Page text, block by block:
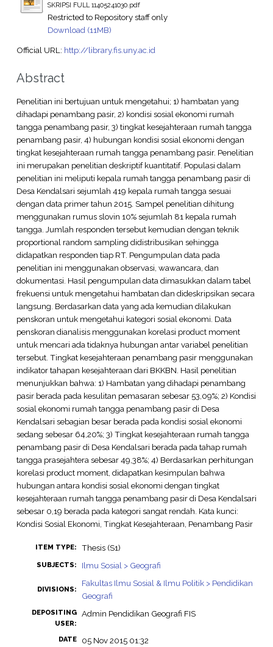
SKRIPSI FULL 11405241030.pdf
Restricted to Repository staff only
Download (11MB)
Official URL: http://library.fis.uny.ac.id
Abstract
Penelitian ini bertujuan untuk mengetahui; 1) hambatan yang
dihadapi penambang pasir, 2) kondisi sosial ekonomi rumah
tangga penambang pasir, 3) tingkat kesejahteraan rumah tangga
penambang pasir, 4) hubungan kondisi sosial ekonomi dengan
tingkat kesejahteraan rumah tangga penambang pasir. Penelitian
ini merupakan penelitian deskriptif kuantitatif. Populasi dalam
penelitian ini meliputi kepala rumah tangga penambang pasir di
Desa Kendalsari sejumlah 419 kepala rumah tangga sesuai
dengan data primer tahun 2015. Sampel penelitian dihitung
menggunakan rumus slovin 10% sejumlah 81 kepala rumah
tangga. Jumlah responden tersebut kemudian dengan teknik
proportional random sampling didistribusikan sehingga
didapatkan responden tiap RT. Pengumpulan data pada
penelitian ini menggunakan observasi, wawancara, dan
dokumentasi. Hasil pengumpulan data dimasukkan dalam tabel
frekuensi untuk mengetahui hambatan dan dideskripsikan secara
langsung. Berdasarkan data yang ada kemudian dilakukan
penskoran untuk mengetahui kategori sosial ekonomi. Data
penskoran dianalisis menggunakan korelasi product moment
untuk mencari ada tidaknya hubungan antar variabel penelitian
tersebut. Tingkat kesejahteraan penambang pasir menggunakan
indikator tahapan kesejahteraan dari BKKBN. Hasil penelitian
menunjukkan bahwa: 1) Hambatan yang dihadapi penambang
pasir berada pada kesulitan pemasaran sebesar 53,09%; 2) Kondisi
sosial ekonomi rumah tangga penambang pasir di Desa
Kendalsari sebagian besar berada pada kondisi sosial ekonomi
sedang sebesar 64,20%; 3) Tingkat kesejahteraan rumah tangga
penambang pasir di Desa Kendalsari berada pada tahap rumah
tangga prasejahtera sebesar 49,38%; 4) Berdasarkan perhitungan
korelasi product moment, didapatkan kesimpulan bahwa
hubungan antara kondisi sosial ekonomi dengan tingkat
kesejahteraan rumah tangga penambang pasir di Desa Kendalsari
sebesar 0,19 berada pada kategori sangat rendah. Kata kunci:
Kondisi Sosial Ekonomi, Tingkat Kesejahteraan, Penambang Pasir
ITEM TYPE: Thesis (S1)
SUBJECTS: Ilmu Sosial > Geografi
DIVISIONS:
Fakultas Ilmu Sosial & Ilmu Politik > Pendidikan
Geografi
DEPOSITING
USER:
Admin Pendidikan Geografi FIS
DATE
05 Nov 2015 01:32